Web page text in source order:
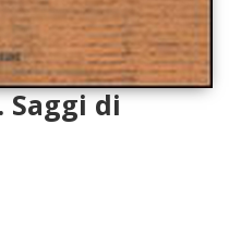
Saggi di